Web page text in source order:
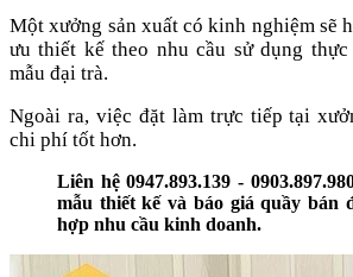
Một xưởng sản xuất có kinh nghiệm sẽ
ưu thiết kế theo nhu cầu sử dụng
mẫu đại trà.
Ngoài ra, việc đặt làm trực tiếp tại
chi phí tốt hơn.
Liên hệ 0947.893.139 -
mẫu thiết kế và báo giá quầy bán
hợp nhu cầu kinh doanh.